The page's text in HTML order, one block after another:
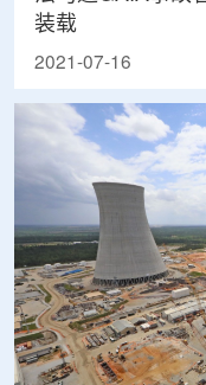
装载
2021-07-16